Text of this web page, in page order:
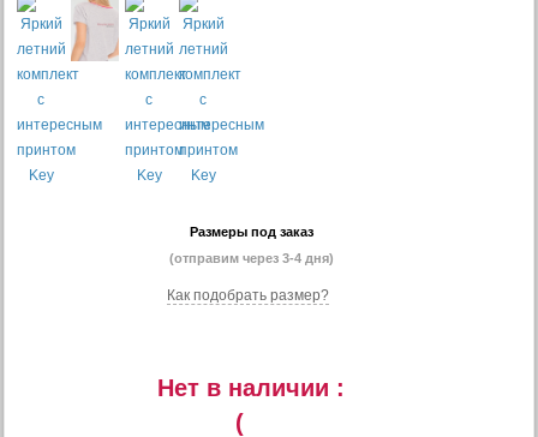
Размеры под заказ
(отправим через 3-4 дня)
Как подобрать размер?
Нет в наличии :
(